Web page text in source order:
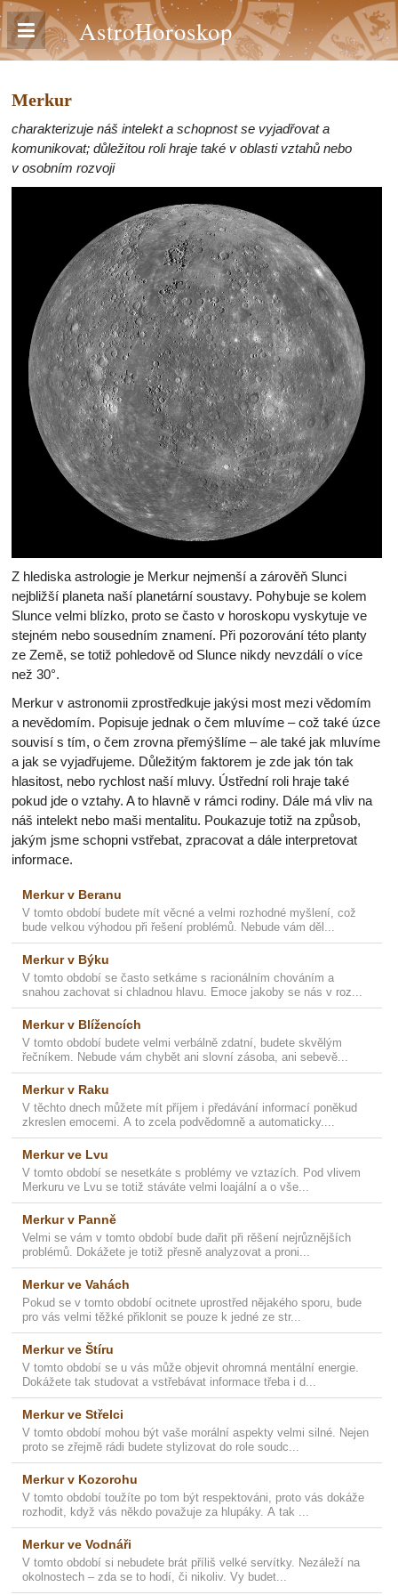
AstroHoroskop
Merkur
charakterizuje náš intelekt a schopnost se vyjadřovat a
komunikovat; důležitou roli hraje také v oblasti vztahů nebo
v osobním rozvoji
Z hlediska astrologie je Merkur nejmenší a zárověň Slunci
nejbližší planeta naší planetární soustavy. Pohybuje se kolem
Slunce velmi blízko, proto se často v horoskopu vyskytuje ve
stejném nebo sousedním znamení. Při pozorování této planty
ze Země, se totiž pohledově od Slunce nikdy nevzdálí o více
než 30°.
Merkur v astronomii zprostředkuje jakýsi most mezi vědomím
a nevědomím. Popisuje jednak o čem mluvíme – což také úzce
souvisí s tím, o čem zrovna přemýšlíme – ale také jak mluvíme
a jak se vyjadřujeme. Důležitým faktorem je zde jak tón tak
hlasitost, nebo rychlost naší mluvy. Ústřední roli hraje také
pokud jde o vztahy. A to hlavně v rámci rodiny. Dále má vliv na
náš intelekt nebo maši mentalitu. Poukazuje totiž na způsob,
jakým jsme schopni vstřebat, zpracovat a dále interpretovat
informace.
Merkur v Beranu
V tomto období budete mít věcné a velmi rozhodné myšlení, což
bude velkou výhodou při řešení problémů. Nebude vám děl...
Merkur v Býku
V tomto období se často setkáme s racionálním chováním a
snahou zachovat si chladnou hlavu. Emoce jakoby se nás v roz...
Merkur v Blížencích
V tomto období budete velmi verbálně zdatní, budete skvělým
řečníkem. Nebude vám chybět ani slovní zásoba, ani sebevě...
Merkur v Raku
V těchto dnech můžete mít příjem i předávání informací poněkud
zkreslen emocemi. A to zcela podvědomně a automaticky....
Merkur ve Lvu
V tomto období se nesetkáte s problémy ve vztazích. Pod vlivem
Merkuru ve Lvu se totiž stáváte velmi loajální a o vše...
Merkur v Panně
Velmi se vám v tomto období bude dařit při rěšení nejrůznějších
problémů. Dokážete je totiž přesně analyzovat a proni...
Merkur ve Vahách
Pokud se v tomto období ocitnete uprostřed nějakého sporu, bude
pro vás velmi těžké přiklonit se pouze k jedné ze str...
Merkur ve Štíru
V tomto období se u vás může objevit ohromná mentální energie.
Dokážete tak studovat a vstřebávat informace třeba i d...
Merkur ve Střelci
V tomto období mohou být vaše morální aspekty velmi silné. Nejen
proto se zřejmě rádi budete stylizovat do role soudc...
Merkur v Kozorohu
V tomto období toužíte po tom být respektováni, proto vás dokáže
rozhodit, když vás někdo považuje za hlupáky. A tak ...
Merkur ve Vodnáři
V tomto období si nebudete brát příliš velké servítky. Nezáleží na
okolnostech – zda se to hodí, či nikoliv. Vy budet...